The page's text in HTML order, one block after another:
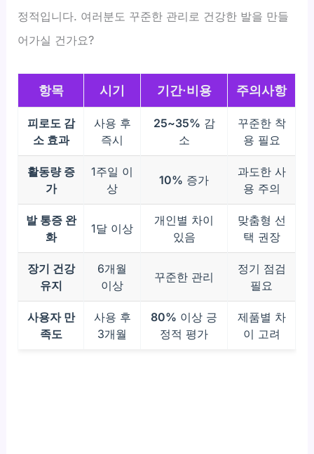
정적입니다. 여러분도 꾸준한 관리로 건강한 발을 만들
어가실 건가요?
항목 시기 기간·비용 주의사항
피로도 감
소 효과
사용 후
즉시
25~35% 감
소
꾸준한 착
용 필요
활동량 증
가
1주일 이
상
10% 증가
과도한 사
용 주의
발 통증 완
화
1달 이상
개인별 차이
있음
맞춤형 선
택 권장
장기 건강
유지
6개월
이상
꾸준한 관리
정기 점검
필요
사용자 만
족도
사용 후
3개월
80% 이상 긍
정적 평가
제품별 차
이 고려